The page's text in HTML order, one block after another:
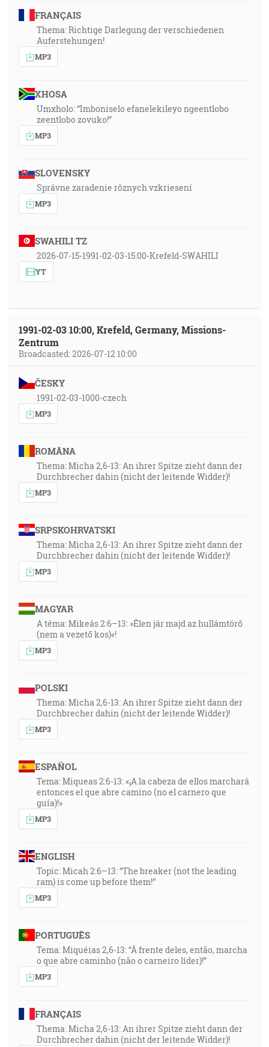
FRANÇAIS
Thema: Richtige Darlegung der verschiedenen
Auferstehungen!
MP3
XHOSA
Umxholo: “Imboniselo efanelekileyo ngeentlobo
zeentlobo zovuko!”
MP3
SLOVENSKY
Správne zaradenie rôznych vzkriesení
MP3
SWAHILI TZ
2026-07-15-1991-02-03-15:00-Krefeld-SWAHILI
YT
1991-02-03 10:00, Krefeld, Germany, Missions-
Zentrum
Broadcasted: 2026-07-12 10:00
ČESKY
1991-02-03-1000-czech
MP3
ROMÂNA
Thema: Micha 2,6-13: An ihrer Spitze zieht dann der
Durchbrecher dahin (nicht der leitende Widder)!
MP3
SRPSKOHRVATSKI
Thema: Micha 2,6-13: An ihrer Spitze zieht dann der
Durchbrecher dahin (nicht der leitende Widder)!
MP3
MAGYAR
A téma: Mikeás 2:6–13: »Élen jár majd az hullámtörő
(nem a vezető kos)«!
MP3
POLSKI
Thema: Micha 2,6-13: An ihrer Spitze zieht dann der
Durchbrecher dahin (nicht der leitende Widder)!
MP3
ESPAÑOL
Tema: Miqueas 2:6-13: «¡A la cabeza de ellos marchará
entonces el que abre camino (no el carnero que
guía)!»
MP3
ENGLISH
Topic: Micah 2:6–13: “The breaker (not the leading
ram) is come up before them!”
MP3
PORTUGUÊS
Tema: Miquéias 2,6-13: “À frente deles, então, marcha
o que abre caminho (não o carneiro líder)!”
MP3
FRANÇAIS
Thema: Micha 2,6-13: An ihrer Spitze zieht dann der
Durchbrecher dahin (nicht der leitende Widder)!